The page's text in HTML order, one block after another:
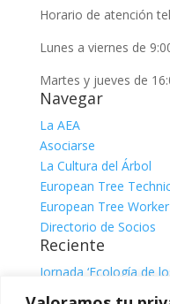
Horario de atención
Lunes a viernes de
Martes y jueves de
Navegar
La AEA
Asociarse
La Cultura del Árbol
European Tree
European Tree Worker
Directorio de Socios
Reciente
Jornada ‘Ecología de
árboles’
julio 31, 2026